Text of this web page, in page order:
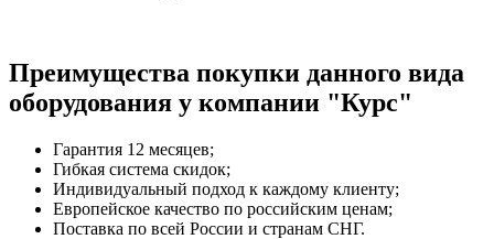
Преимущества покупки данного вида
оборудования у компании "Курс"
Гарантия 12 месяцев;
Гибкая система скидок;
Индивидуальный подход к каждому клиенту;
Европейское качество по российским ценам;
Поставка по всей России и странам СНГ.